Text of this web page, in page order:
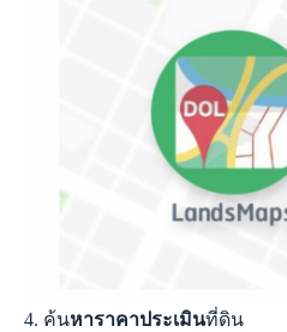
4. ค้นหาราคาประเมินที่ดิน